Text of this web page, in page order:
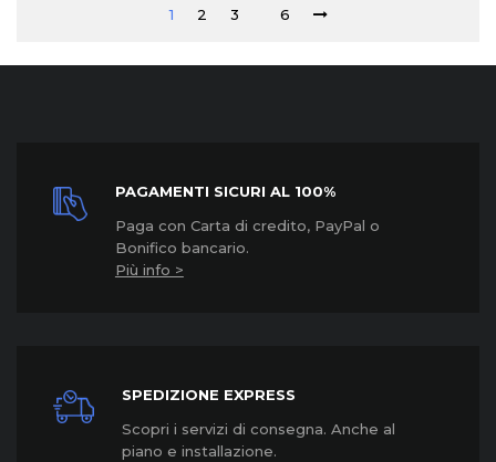
1 2 3 6
PAGAMENTI SICURI AL 100%
Paga con Carta di credito, PayPal o
Bonifico bancario.
Più info >
SPEDIZIONE EXPRESS
Scopri i servizi di consegna. Anche al
piano e installazione.